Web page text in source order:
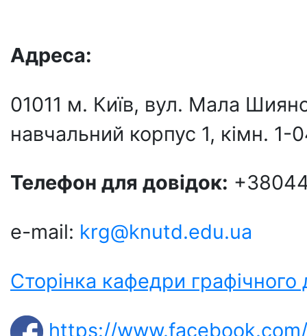
Адреса:
01011 м. Київ, вул. Мала
навчальний корпус 1, кiмн. 1-
Телефон для довідок:
e-mail: krg@knutd.edu.ua
Сторінка кафедри графічного
https://